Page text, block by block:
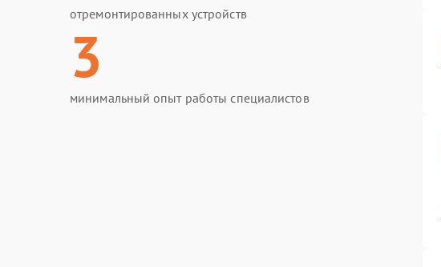
отремонтированных устройств
3
минимальный опыт работы специалистов